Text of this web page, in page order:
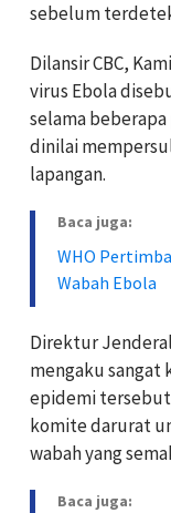
sebelum
Dilansir CBC,
virus Ebola
selama
dinilai
lapangan.
Baca juga:
WHO
Wabah Ebola
Direktur Jenderal
mengaku sangat
epidemi
komite darurat
wabah yang
Baca juga: